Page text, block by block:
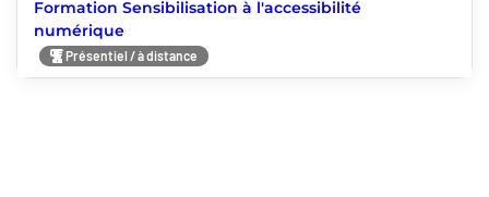
Formation Sensibilisation à l'accessibilité
numérique
Présentiel / à distance